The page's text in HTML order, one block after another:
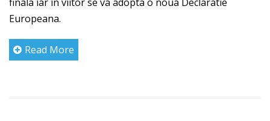
Europeana.
Read More